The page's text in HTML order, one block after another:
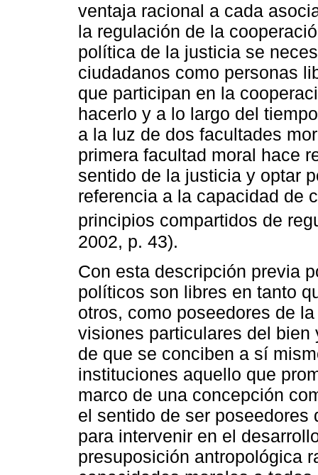
ventaja racional a cada
la regulación de la
política de la justicia se
ciudadanos como personas
que participan en la
hacerlo y a lo largo del
a la luz de dos facultades
primera facultad moral hace
sentido de la justicia y optar
referencia a la capacidad de
principios compartidos de
2002, p. 43).
Con esta descripción previa
políticos son libres en tanto
otros, como poseedores de
visiones particulares del
de que se conciben a sí
instituciones aquello que
marco de una concepción
el sentido de ser
para intervenir en el
presuposición antropológica